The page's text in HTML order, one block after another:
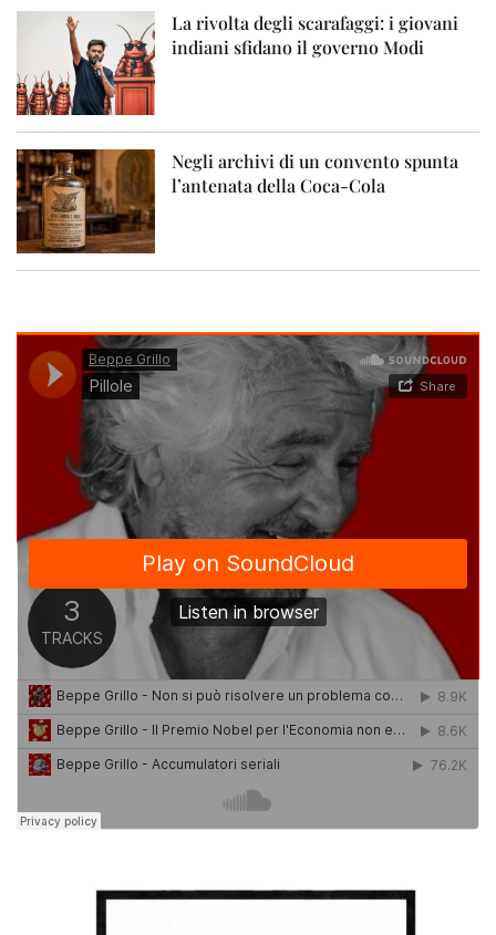
La rivolta degli scarafaggi: i giovani
indiani sfidano il governo Modi
Negli archivi di un convento spunta
l’antenata della Coca-Cola